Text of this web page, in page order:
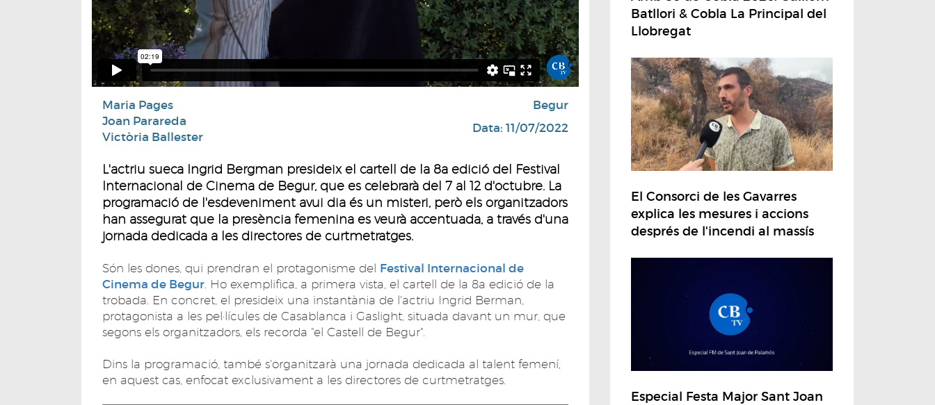
Maria Pages
Joan Parareda
Victòria Ballester
Begur
Data: 11/07/2022
L'actriu sueca Ingrid Bergman presideix el cartell de la 8a edició del Festival
Internacional de Cinema de Begur, que es celebrarà del 7 al 12 d'octubre. La
programació de l'esdeveniment avui dia és un misteri, però els organitzadors
han assegurat que la presència femenina es veurà accentuada, a través d'una
jornada dedicada a les directores de curtmetratges.
Són les dones, qui prendran el protagonisme del Festival Internacional de
Cinema de Begur . Ho exemplifica, a primera vista, el cartell de la 8a edició de la
trobada. En concret, el presideix una instantània de l'actriu Ingrid Berman,
protagonista a les pel·lícules de Casablanca i Gaslight, situada davant un mur, que
segons els organitzadors, els recorda "el Castell de Begur".
Dins la programació, també s'organitzarà una jornada dedicada al talent femení,
en aquest cas, enfocat exclusivament a les directores de curtmetratges.
Batllori & Cobla La Principal del
Llobregat
El Consorci de les Gavarres
explica les mesures i accions
després de l'incendi al massís
Especial Festa Major Sant Joan